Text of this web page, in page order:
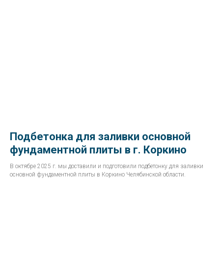
Подбетонка для заливки основной
фундаментной плиты в г. Коркино
В октябре 2025 г. мы доставили и подготовили подбетонку для заливки
основной фундаментной плиты в Коркино Челябинской области.